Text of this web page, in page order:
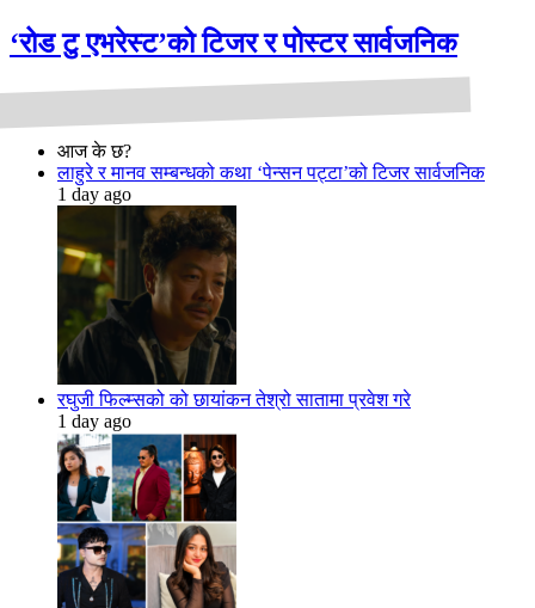
‘रोड टु एभरेस्ट’को टिजर र पोस्टर सार्वजनिक
आज के छ?
लाहुरे र मानव सम्बन्धको कथा ‘पेन्सन पट्टा’को टिजर सार्वजनिक
1 day ago
रघुजी फिल्म्सको को छायांकन तेश्रो सातामा प्रवेश गरे
1 day ago